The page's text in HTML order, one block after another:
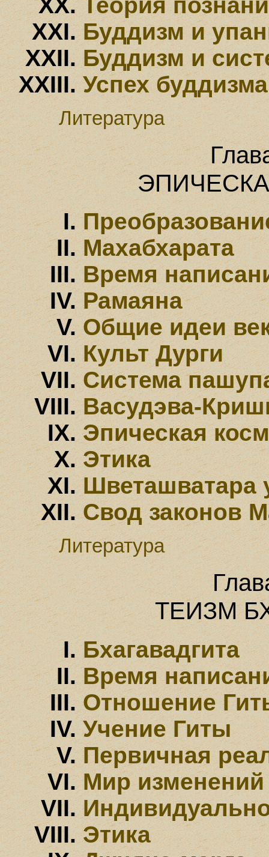
Буддизм и
Буддизм и
Успех буддизма
Литература
Махабхарата
Время
Рамаяна
Общие идеи
Культ Дурги
Система
Васудэва-
Эпическая
Этика
Шветашватара
Свод законов
Литература
ТЕИЗМ
Бхагавадгита
Время
Отношение
Учение Гиты
Первичная
Мир изменений
Этика